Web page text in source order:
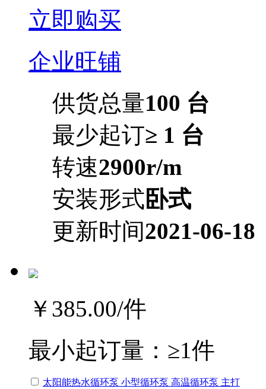
立即购买
企业旺铺
供货总量100 台
最少起订≥ 1 台
转速2900r/m
安装形式卧式
更新时间2021-06-18
￥385.00/件
最小起订量： ≥1件
太阳能热水循环泵 小型循环泵 高温循环泵 主打